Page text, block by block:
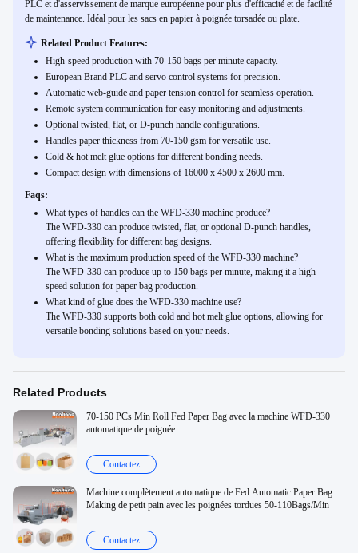
PLC et d'asservissement de marque européenne pour plus d'efficacité et de facilité
de maintenance. Idéal pour les sacs en papier à poignée torsadée ou plate.
Related Product Features:
High-speed production with 70-150 bags per minute capacity.
European Brand PLC and servo control systems for precision.
Automatic web-guide and paper tension control for seamless operation.
Remote system communication for easy monitoring and adjustments.
Optional twisted, flat, or D-punch handle configurations.
Handles paper thickness from 70-150 gsm for versatile use.
Cold & hot melt glue options for different bonding needs.
Compact design with dimensions of 16000 x 4500 x 2600 mm.
Faqs:
What types of handles can the WFD-330 machine produce?
The WFD-330 can produce twisted, flat, or optional D-punch handles,
offering flexibility for different bag designs.
What is the maximum production speed of the WFD-330 machine?
The WFD-330 can produce up to 150 bags per minute, making it a high-
speed solution for paper bag production.
What kind of glue does the WFD-330 machine use?
The WFD-330 supports both cold and hot melt glue options, allowing for
versatile bonding solutions based on your needs.
Related Products
70-150 PCs Min Roll Fed Paper Bag avec la machine WFD-330
automatique de poignée
Contactez
Machine complètement automatique de Fed Automatic Paper Bag
Making de petit pain avec les poignées tordues 50-110Bags/Min
Contactez